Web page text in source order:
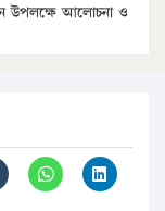
উপলক্ষে আলোচনা ও